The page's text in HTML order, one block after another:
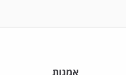
אמנות